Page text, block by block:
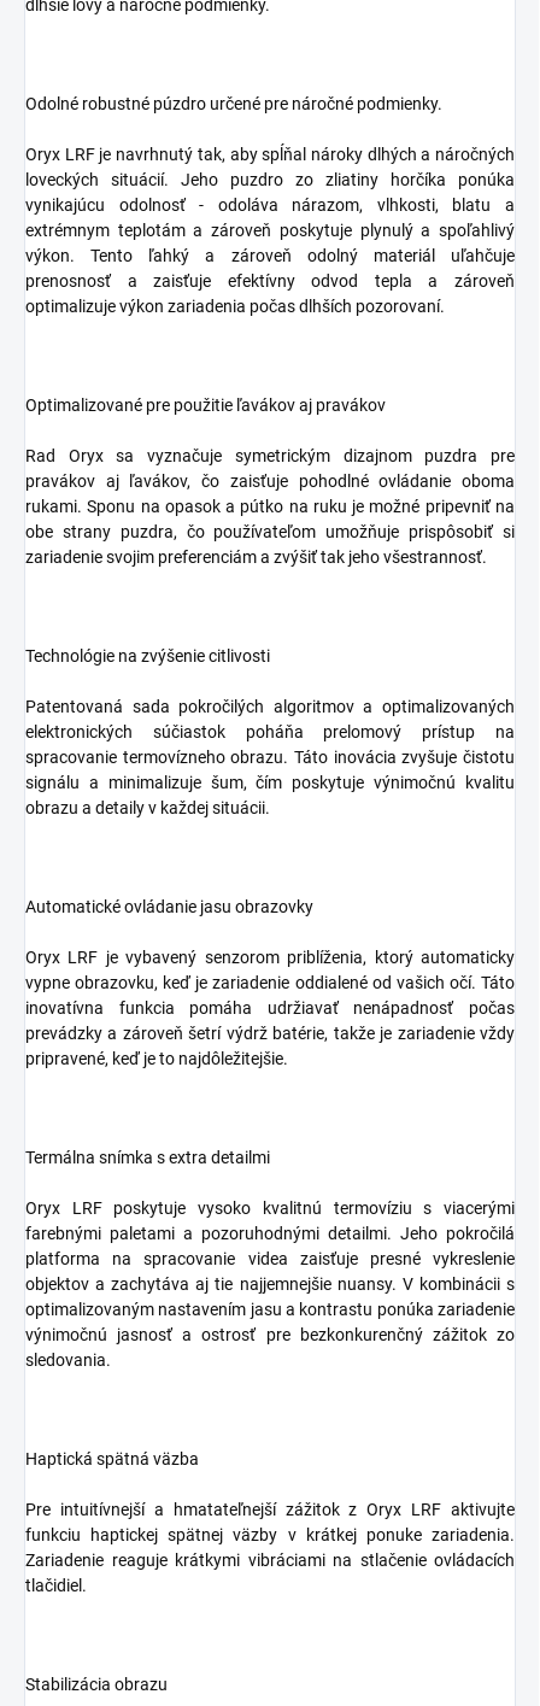
dlhšie lovy a náročné podmienky.
Odolné robustné púzdro určené pre náročné podmienky.
Oryx LRF je navrhnutý tak, aby spĺňal nároky dlhých a náročných
loveckých situácií. Jeho puzdro zo zliatiny horčíka ponúka
vynikajúcu odolnosť - odoláva nárazom, vlhkosti, blatu a
extrémnym teplotám a zároveň poskytuje plynulý a spoľahlivý
výkon. Tento ľahký a zároveň odolný materiál uľahčuje
prenosnosť a zaisťuje efektívny odvod tepla a zároveň
optimalizuje výkon zariadenia počas dlhších pozorovaní.
Optimalizované pre použitie ľavákov aj pravákov
Rad Oryx sa vyznačuje symetrickým dizajnom puzdra pre
pravákov aj ľavákov, čo zaisťuje pohodlné ovládanie oboma
rukami. Sponu na opasok a pútko na ruku je možné pripevniť na
obe strany puzdra, čo používateľom umožňuje prispôsobiť si
zariadenie svojim preferenciám a zvýšiť tak jeho všestrannosť.
Technológie na zvýšenie citlivosti
Patentovaná sada pokročilých algoritmov a optimalizovaných
elektronických súčiastok poháňa prelomový prístup na
spracovanie termovízneho obrazu. Táto inovácia zvyšuje čistotu
signálu a minimalizuje šum, čím poskytuje výnimočnú kvalitu
obrazu a detaily v každej situácii.
Automatické ovládanie jasu obrazovky
Oryx LRF je vybavený senzorom priblíženia, ktorý automaticky
vypne obrazovku, keď je zariadenie oddialené od vašich očí. Táto
inovatívna funkcia pomáha udržiavať nenápadnosť počas
prevádzky a zároveň šetrí výdrž batérie, takže je zariadenie vždy
pripravené, keď je to najdôležitejšie.
Termálna snímka s extra detailmi
Oryx LRF poskytuje vysoko kvalitnú termovíziu s viacerými
farebnými paletami a pozoruhodnými detailmi. Jeho pokročilá
platforma na spracovanie videa zaisťuje presné vykreslenie
objektov a zachytáva aj tie najjemnejšie nuansy. V kombinácii s
optimalizovaným nastavením jasu a kontrastu ponúka zariadenie
výnimočnú jasnosť a ostrosť pre bezkonkurenčný zážitok zo
sledovania.
Haptická spätná väzba
Pre intuitívnejší a hmatateľnejší zážitok z Oryx LRF aktivujte
funkciu haptickej spätnej väzby v krátkej ponuke zariadenia.
Zariadenie reaguje krátkymi vibráciami na stlačenie ovládacích
tlačidiel.
Stabilizácia obrazu